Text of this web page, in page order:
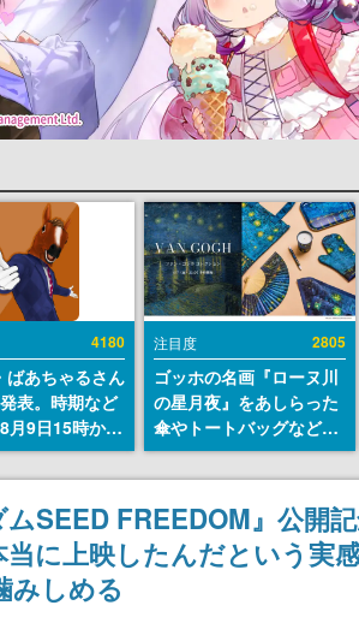
4180
ばあちゃるさん
表。時期など
月9日15時から
明
注目度 2805
ゴッホの名画『ローヌ川
の星月夜』をあしらった
傘やトートバッグなどが
登場。8月7日21時より2
日間限定で予約販売
SEED FREEDOM』公開
に上映したんだという実
みしめる